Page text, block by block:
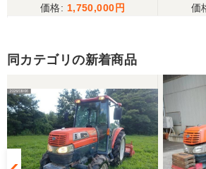
感謝致しております。引き取っ
ーカーのサービス工場でメンテ
で、これから活躍してくれると
整備費用が嵩んでしまったのは
農機という事で致し方無いので
茨城県／こうちゃん
1,750,000
同カテゴリの新着商品